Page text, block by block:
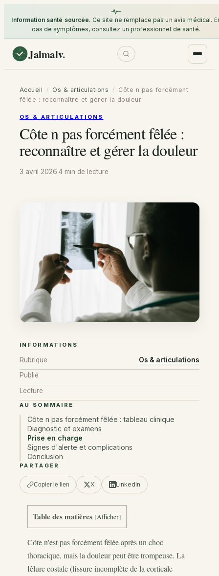
Information santé sourcée. Ce site ne remplace pas un avis médical.
cas de symptômes, consultez un professionnel de santé.
Jalmalv.
Accueil / Os & articulations / Côte n pas forcément
fêlée : reconnaître et gérer la douleur
OS & ARTICULATIONS
Côte n pas forcément fêlée :
reconnaître et gérer la douleur
3 avril 2026·4 min de lecture
INFORMATIONS
Rubrique
Os & articulations
Publié
Lecture
AU SOMMAIRE
Côte n pas forcément fêlée : tableau clinique
Diagnostic et examens
Prise en charge
Signes d'alerte et complications
Conclusion
PARTAGER
Copier le lien X LinkedIn
Table des matières [Afficher]
Côte n'est pas forcément fêlée après un choc
thoracique, mais la douleur peut être trompeuse. La
fêlure costale (fissure incomplète de la corticale